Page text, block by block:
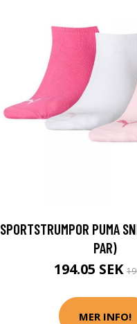
SPORTSTRUMPOR PUMA
PAR)
194.05 SEK
MER INFO!